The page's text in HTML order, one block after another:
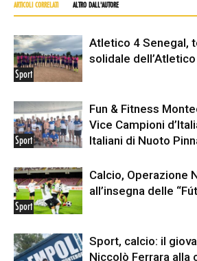
ARTICOLI CORRELATI ALTRO DALL'AUTORE
Sport
Atletico 4 Senegal,
solidale
Sport
Fun & Fitness
Vice Campioni
Italiani di Nuoto
Sport
Calcio, Operazione
all’insegna delle
Sport, calcio: il
Niccolò Ferrara alla